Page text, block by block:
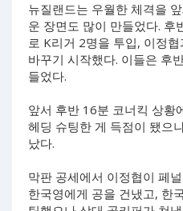
뉴질랜드는 우월한 체격을
운 장면도 많이 만들었다. 후
로 K리거 2명을 투입, 이정
바꾸기 시작했다. 이들은 후
들었다.
앞서 후반 16분 코너킥 상황
헤딩 슈팅한 게 득점이 됐으
났다.
막판 공세에서 이정협이 페
한국영에게 공을 건냈고, 한